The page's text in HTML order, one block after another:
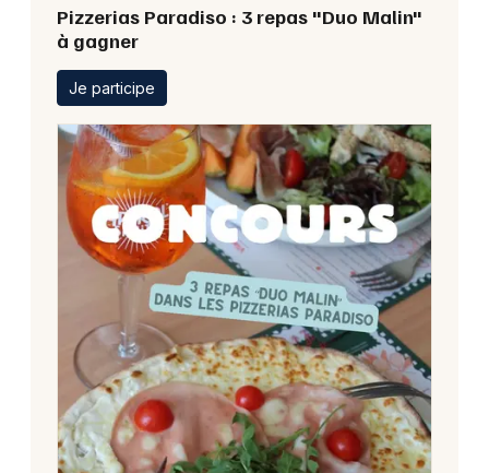
Pizzerias Paradiso : 3 repas "Duo Malin"
à gagner
Je participe